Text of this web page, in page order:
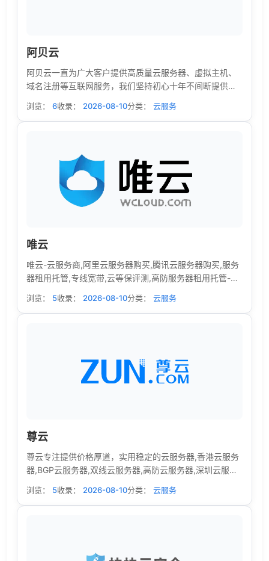
阿贝云
阿贝云一直为广大客户提供高质量云服务器、虚拟主机、
域名注册等互联网服务，我们坚持初心十年不间断提供永
浏览： 6收录： 2026-08-10分类： 云服务
唯云
唯云-云服务商,阿里云服务器购买,腾讯云服务器购买,服务
器租用托管,专线宽带,云等保评测,高防服务器租用托管-一
弹性、一体化的企业身边的云服务综合解决方案专家！
浏览： 5收录： 2026-08-10分类： 云服务
尊云
尊云专注提供价格厚道，实用稳定的云服务器,香港云服务
器,BGP云服务器,双线云服务器,高防云服务器,深圳云服务
的云计算基础设施服务提供商。
浏览： 5收录： 2026-08-10分类： 云服务